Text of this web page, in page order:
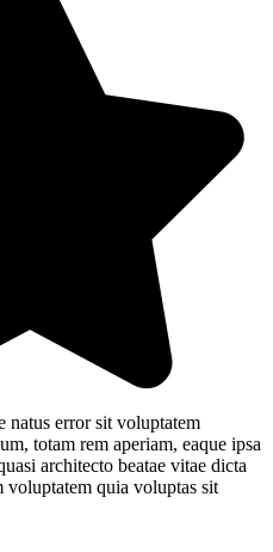
natus error sit voluptatem
totam rem aperiam, eaque ipsa
architecto beatae vitae dicta
voluptatem quia voluptas sit